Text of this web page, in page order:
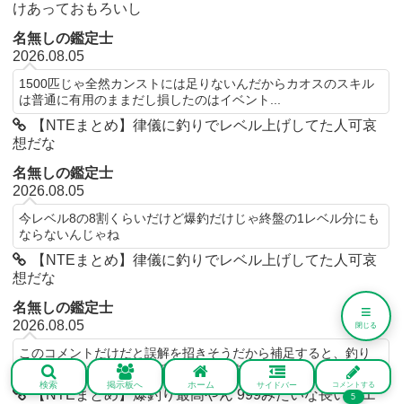
けあっておもろいし
名無しの鑑定士
2026.08.05
1500匹じゃ全然カンストには足りないんだからカオスのスキル
は普通に有用のままだし損したのはイベント...
【NTEまとめ】律儀に釣りでレベル上げしてた人可哀
想だな
名無しの鑑定士
2026.08.05
今レベル8の8割くらいだけど爆釣だけじゃ終盤の1レベル分にも
ならないんじゃね
【NTEまとめ】律儀に釣りでレベル上げしてた人可哀
想だな
名無しの鑑定士
2026.08.05
このコメントだけだと誤解を招きそうだから補足すると、釣り
やってる時に釣った魚を確認する画面を開けるか...
【NTEまとめ】爆釣り最高やん 999みたいな長いクエ
検索 掲示板へ ホーム サイドバー コメントする
5
≡
閉じる